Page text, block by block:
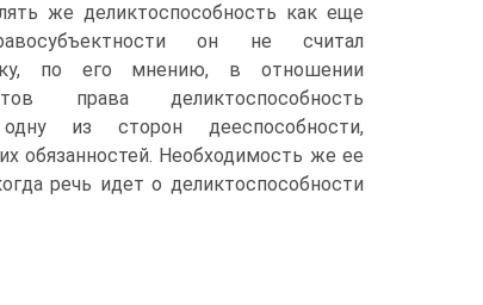
же деликтоспособность как еще
он не считал
по его мнению, в отношении
права деликтоспособность
из сторон дееспособности,
обязанностей. Необходимость же ее
речь идет о деликтоспособности